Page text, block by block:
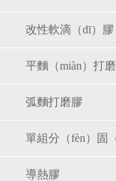
改性軟滴（dī）膠
弧麵打磨膠
導熱膠